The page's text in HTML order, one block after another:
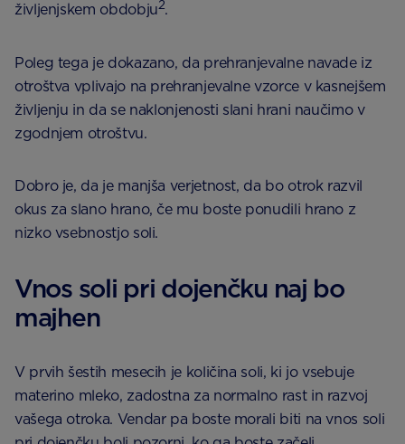
življenjskem obdobju2.
Poleg tega je dokazano, da prehranjevalne navade iz
otroštva vplivajo na prehranjevalne vzorce v kasnejšem
življenju in da se naklonjenosti slani hrani naučimo v
zgodnjem otroštvu.
Dobro je, da je manjša verjetnost, da bo otrok razvil
okus za slano hrano, če mu boste ponudili hrano z
nizko vsebnostjo soli.
Vnos soli pri dojenčku naj bo
majhen
V prvih šestih mesecih je količina soli, ki jo vsebuje
materino mleko, zadostna za normalno rast in razvoj
vašega otroka. Vendar pa boste morali biti na vnos soli